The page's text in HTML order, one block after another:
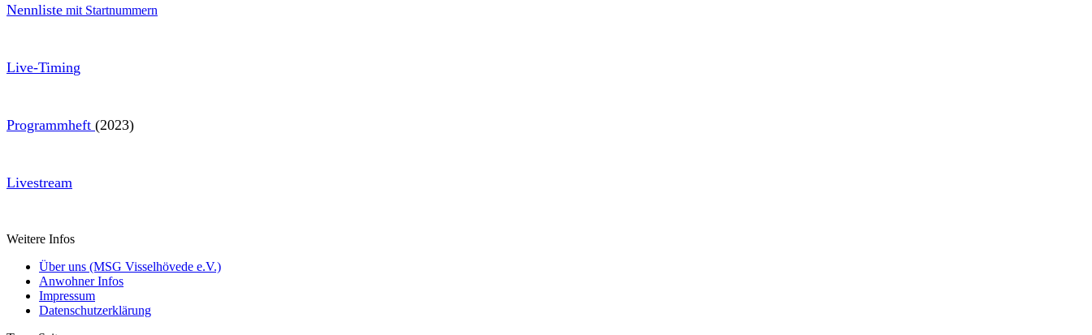
Nennliste mit Startnummern
Live-Timing
Programmheft (2023)
Livestream
Weitere Infos
Über uns (MSG Visselhövede e.V.)
Anwohner Infos
Impressum
Datenschutzerklärung